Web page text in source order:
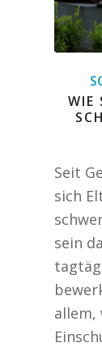
WIE
Seit
sich
sein
allem,